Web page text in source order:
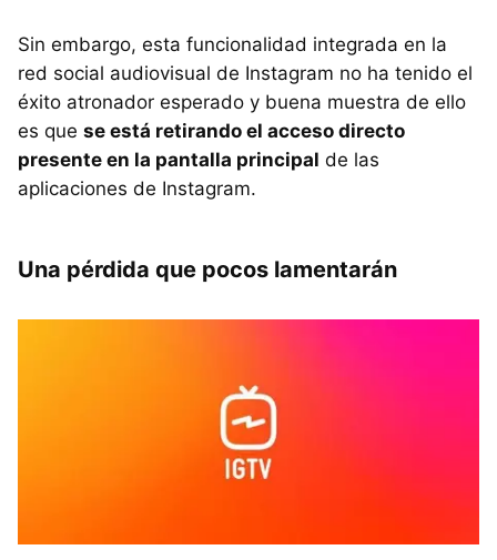
Sin embargo, esta funcionalidad integrada en la
red social audiovisual de Instagram no ha tenido el
éxito atronador esperado y buena muestra de ello
es que se está retirando el acceso directo
presente en la pantalla principal de las
aplicaciones de Instagram.
Una pérdida que pocos lamentarán